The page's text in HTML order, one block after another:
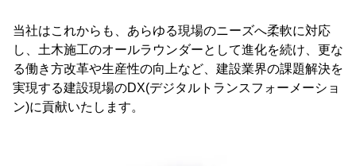
当社はこれからも、あらゆる現場のニーズへ柔軟に対応
し、土木施工のオールラウンダーとして進化を続け、更な
る働き方改革や生産性の向上など、建設業界の課題解決を
実現する建設現場のDX(デジタルトランスフォーメーショ
ン)に貢献いたします。